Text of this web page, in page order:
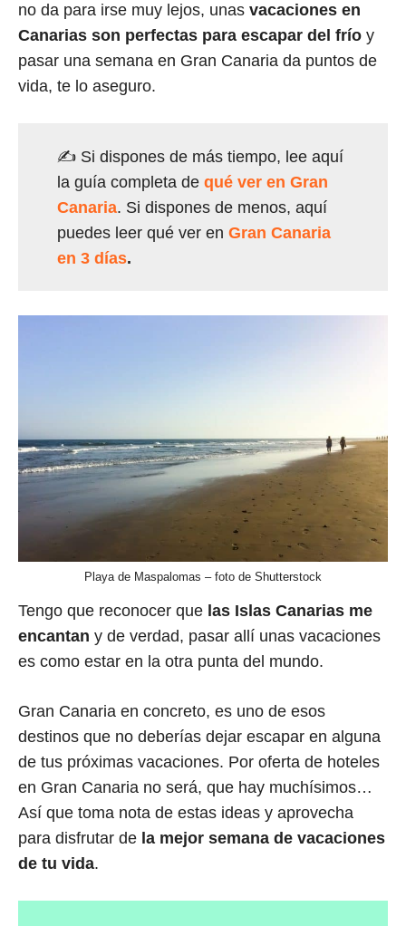
no da para irse muy lejos, unas vacaciones en
Canarias son perfectas para escapar del frío y
pasar una semana en Gran Canaria da puntos de
vida, te lo aseguro.
✍ Si dispones de más tiempo, lee aquí
la guía completa de qué ver en Gran
Canaria. Si dispones de menos, aquí
puedes leer qué ver en Gran Canaria
en 3 días.
Playa de Maspalomas – foto de Shutterstock
Tengo que reconocer que las Islas Canarias me
encantan y de verdad, pasar allí unas vacaciones
es como estar en la otra punta del mundo.
Gran Canaria en concreto, es uno de esos
destinos que no deberías dejar escapar en alguna
de tus próximas vacaciones. Por oferta de hoteles
en Gran Canaria no será, que hay muchísimos…
Así que toma nota de estas ideas y aprovecha
para disfrutar de la mejor semana de vacaciones
de tu vida.